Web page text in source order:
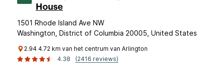
House
1501 Rhode Island Ave NW
Washington, District of Columbia 20005, United States
2.94 4.72 km van het centrum van Arlington
4.38
(2416 reviews)